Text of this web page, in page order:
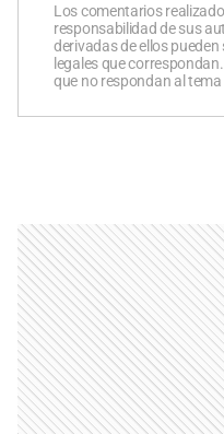
Los comentarios
responsabilidad de sus
derivadas de ellos
legales que
que no respondan al